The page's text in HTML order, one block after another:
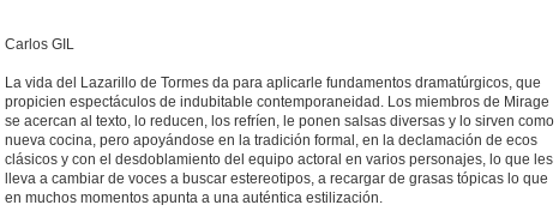
Carlos GIL
La vida del Lazarillo de Tormes da para aplicarle fundamentos dramatúrgicos, que
propicien espectáculos de indubitable contemporaneidad. Los miembros de Mirage
se acercan al texto, lo reducen, los refríen, le ponen salsas diversas y lo sirven como
nueva cocina, pero apoyándose en la tradición formal, en la declamación de ecos
clásicos y con el desdoblamiento del equipo actoral en varios personajes, lo que les
lleva a cambiar de voces a buscar estereotipos, a recargar de grasas tópicas lo que
en muchos momentos apunta a una auténtica estilización.